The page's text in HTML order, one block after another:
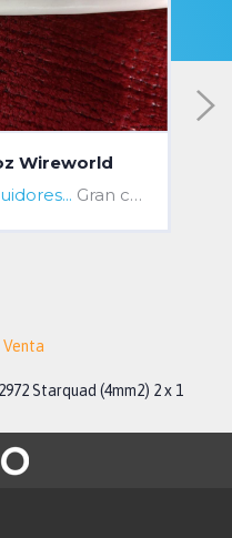
Wireworld
Gran canarias, Las Palmas Province, Spain
Venta
Starquad (4mm2) 2 x 1